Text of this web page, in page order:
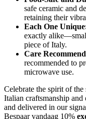
safe ceramic and
retaining their
Each One
exactly
piece of Italy.
Care
recommended to
microwave use.
Celebrate the spirit of
Italian craftsmanship
and delivered in our
Bespaar vandaag 10%